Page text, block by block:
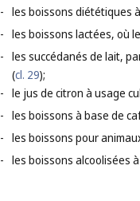
- les boissons diététiques
- les boissons lactées, où
- les succédanés de lait,
(cl. 29);
- le jus de citron à usage
- les boissons à base de
- les boissons pour
- les boissons alcoolisées